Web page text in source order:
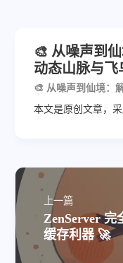
🎨 从噪声到
动态山脉与飞
🎨 从噪声到仙境：
本文是原创文章，采
上一篇
ZenServer 完
缓存利器 🚀